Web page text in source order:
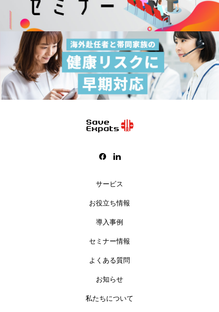
サービス
お役立ち情報
導入事例
セミナー情報
よくある質問
お知らせ
私たちについて